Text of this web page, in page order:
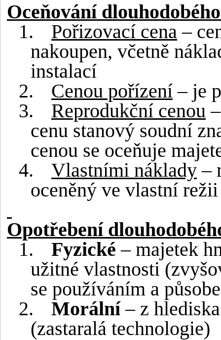
Oceňování
1.
Pořizovací cena –
nakoupen, včetně
instalací
2.
Cenou pořízení – je
3.
Reprodukční cenou
cenu stanový soudní
cenou se oceňuje
4.
Vlastními náklady –
oceněný ve vlastní režii
Opotřebení
1.
Fyzické – majetek
užitné vlastnosti
se používáním a
2.
Morální– z
(zastaralá technologie)